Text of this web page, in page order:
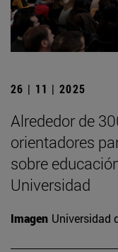
26 | 11 | 2025
Alrededor de
orientadores
sobre
Universidad
Imagen Universidad